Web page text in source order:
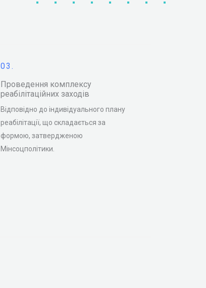
03.
Проведення комплексу
реабілітаційних заходів
Відповідно до індивідуального плану
реабілітації, що складається за
формою, затвердженою
Мінсоцполітики.